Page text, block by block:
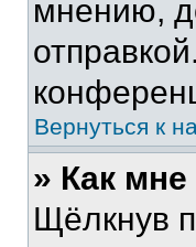
мнению,
Вернуться к
» Как
Щёлкнув